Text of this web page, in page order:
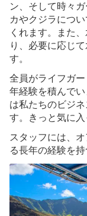
ン、そして時々
カやクジラにつ
くれます。
また
り、必要に応じ
す。
全員がライフガ
年経験を積んで
は私たちのビジ
す。きっと気に入
スタッフには、
る長年の経験を